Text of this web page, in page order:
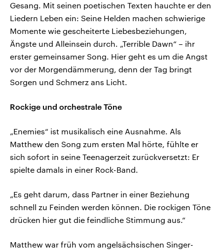
Gesang. Mit seinen poetischen Texten hauchte er den
Liedern Leben ein: Seine Helden machen schwierige
Momente wie gescheiterte Liebesbeziehungen,
Ängste und Alleinsein durch. „Terrible Dawn“ – ihr
erster gemeinsamer Song. Hier geht es um die Angst
vor der Morgendämmerung, denn der Tag bringt
Sorgen und Schmerz ans Licht.
Rockige und orchestrale Töne
„Enemies“ ist musikalisch eine Ausnahme. Als
Matthew den Song zum ersten Mal hörte, fühlte er
sich sofort in seine Teenagerzeit zurückversetzt: Er
spielte damals in einer Rock-Band.
„Es geht darum, dass Partner in einer Beziehung
schnell zu Feinden werden können. Die rockigen Töne
drücken hier gut die feindliche Stimmung aus.“
Matthew war früh vom angelsächsischen Singer-